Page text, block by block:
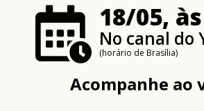
18/05,
No canal do
(horário de Brasília)
Acompanhe ao